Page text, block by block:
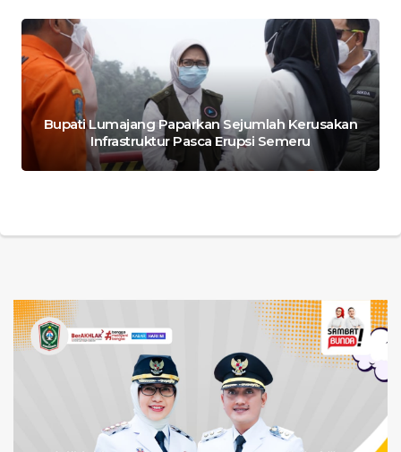
Bupati Lumajang Paparkan Sejumlah Kerusakan
Infrastruktur Pasca Erupsi Semeru